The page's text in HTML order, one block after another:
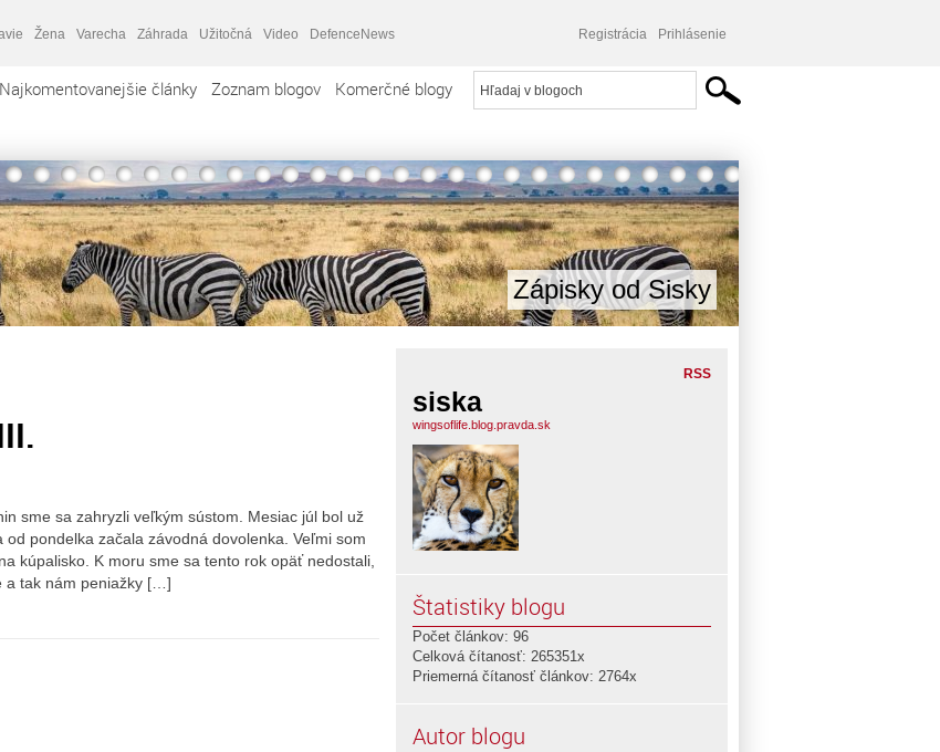
Žena Varecha Záhrada Užitočná Video DefenceNews Registrácia Prihlásenie
Najkomentovanejšie články Zoznam blogov Komerčné blogy
Zápisky od Sisky
sme sa zahryzli veľkým sústom. Mesiac júl bol už
pondelka začala závodná dovolenka. Veľmi som
kúpalisko. K moru sme sa tento rok opäť nedostali,
a tak nám peniažky […]
RSS
siska
wingsoflife.blog.pravda.sk
Štatistiky blogu
Počet článkov: 96
Celková čítanosť: 265351x
Priemerná čítanosť článkov: 2764x
Autor blogu